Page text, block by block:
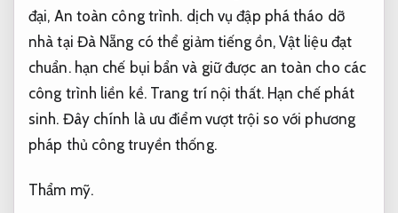
đại, An toàn công trình. dịch vụ đập phá tháo dỡ
nhà tại Đà Nẵng có thể giảm tiếng ồn, Vật liệu đạt
chuẩn.hạn chế bụi bẩn và giữ được an toàn cho các
công trình liền kề. Trang trí nội thất. Hạn chế phát
sinh. Đây chính là ưu điểm vượt trội so với phương
pháp thủ công truyền thống.
Thẩm mỹ.